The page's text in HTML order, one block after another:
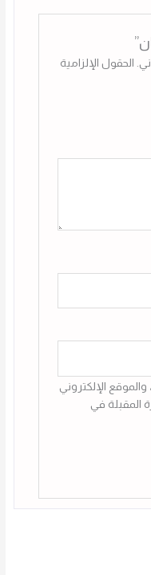
الحقول الإلزامية
الإلكتروني
المقبلة في